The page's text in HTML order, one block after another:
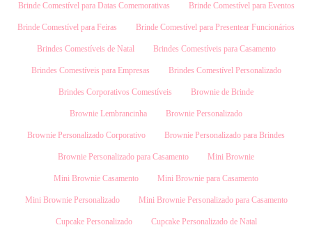
Brinde Comestível para Datas Comemorativas Brinde Comestível para Eventos
Brinde Comestível para Feiras Brinde Comestível para Presentear Funcionários
Brindes Comestíveis de Natal Brindes Comestíveis para Casamento
Brindes Comestíveis para Empresas Brindes Comestível Personalizado
Brindes Corporativos Comestíveis Brownie de Brinde
Brownie Lembrancinha Brownie Personalizado
Brownie Personalizado Corporativo Brownie Personalizado para Brindes
Brownie Personalizado para Casamento Mini Brownie
Mini Brownie Casamento Mini Brownie para Casamento
Mini Brownie Personalizado Mini Brownie Personalizado para Casamento
Cupcake Personalizado Cupcake Personalizado de Natal